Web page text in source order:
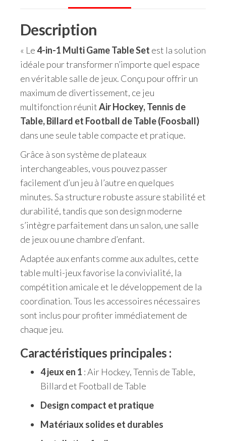
Description
« Le4-in-1 Multi Game Table Set est la solution
idéale pour transformer n’importe quel espace
en véritable salle de jeux. Conçu pour offrir un
maximum de divertissement, ce jeu
multifonction réunitAir Hockey, Tennis de
Table, Billard et Football de Table (Foosball)
dans une seule table compacte et pratique.
Grâce à son système de plateaux
interchangeables, vous pouvez passer
facilement d’un jeu à l’autre en quelques
minutes. Sa structure robuste assure stabilité et
durabilité, tandis que son design moderne
s’intègre parfaitement dans un salon, une salle
de jeux ou une chambre d’enfant.
Adaptée aux enfants comme aux adultes, cette
table multi-jeux favorise la convivialité, la
compétition amicale et le développement de la
coordination. Tous les accessoires nécessaires
sont inclus pour profiter immédiatement de
chaque jeu.
Caractéristiques principales :
4 jeux en 1 : Air Hockey, Tennis de Table,
Billard et Football de Table
Design compact et pratique
Matériaux solides et durables